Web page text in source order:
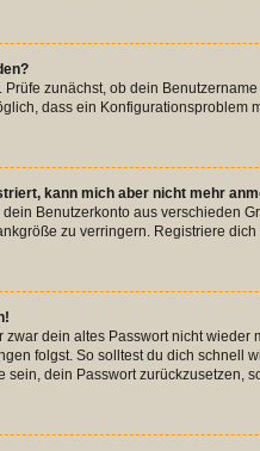
zunächst, ob dein
dass ein Konfigurationsproblem
kann mich aber nicht mehr
Benutzerkonto aus verschieden
zu verringern. Registriere
zwar dein altes Passwort nicht
folgst. So solltest du dich schnell
sein, dein Passwort zurückzusetzen,